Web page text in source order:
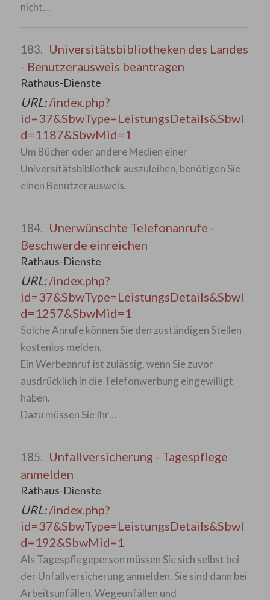
nicht…
183. Universitätsbibliotheken des Landes
- Benutzerausweis beantragen
Rathaus-Dienste
URL:/index.php?
id=37&SbwType=LeistungsDetails&SbwI
d=1187&SbwMid=1
Um Bücher oder andere Medien einer
Universitätsbibliothek auszuleihen, benötigen Sie
einen Benutzerausweis.
184. Unerwünschte Telefonanrufe -
Beschwerde einreichen
Rathaus-Dienste
URL:/index.php?
id=37&SbwType=LeistungsDetails&SbwI
d=1257&SbwMid=1
Solche Anrufe können Sie den zuständigen Stellen
kostenlos melden.
Ein Werbeanruf ist zulässig, wenn Sie zuvor
ausdrücklich in die Telefonwerbung eingewilligt
haben.
Dazu müssen Sie Ihr…
185. Unfallversicherung - Tagespflege
anmelden
Rathaus-Dienste
URL:/index.php?
id=37&SbwType=LeistungsDetails&SbwI
d=192&SbwMid=1
Als Tagespflegeperson müssen Sie sich selbst bei
der Unfallversicherung anmelden. Sie sind dann bei
Arbeitsunfällen, Wegeunfällen und